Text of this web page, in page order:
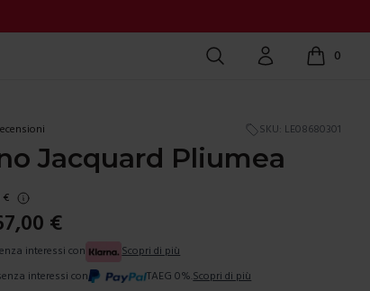
Cerca Account 0
items in
SKU: LE08680301
Jacquard Pliumea
€
€
interessi con
Scopri di più
interessi con TAEG 0%. Scopri di più